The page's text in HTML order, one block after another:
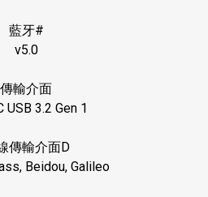
藍牙#
v5.0
傳輸介面
USB 3.2 Gen 1
傳輸介面D
Beidou, Galileo